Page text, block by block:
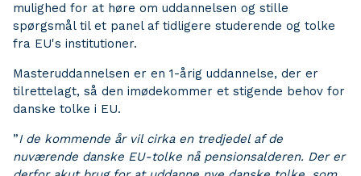
mulighed for at høre om uddannelsen og stille
spørgsmål til et panel af tidligere studerende og tolke
fra EU's institutioner.
Masteruddannelsen er en 1-årig uddannelse, der er
tilrettelagt, så den imødekommer et stigende behov for
danske tolke i EU.
”I de kommende år vil cirka en tredjedel af de
nuværende danske EU-tolke nå pensionsalderen. Der er